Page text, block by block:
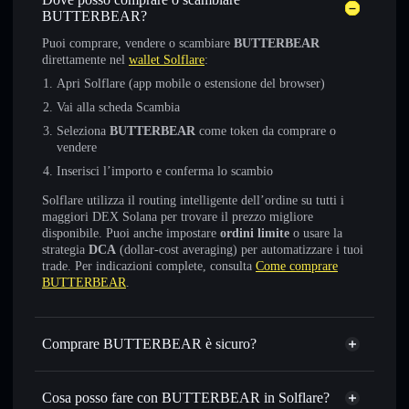
BUTTERBEAR?
Puoi comprare, vendere o scambiare BUTTERBEAR
direttamente nel wallet Solflare:
Apri Solflare (app mobile o estensione del browser)
Vai alla scheda Scambia
Seleziona BUTTERBEAR come token da comprare o
vendere
Inserisci l’importo e conferma lo scambio
Solflare utilizza il routing intelligente dell’ordine su tutti i
maggiori DEX Solana per trovare il prezzo migliore
disponibile. Puoi anche impostare ordini limite o usare la
strategia DCA (dollar-cost averaging) per automatizzare i tuoi
trade. Per indicazioni complete, consulta Come comprare
BUTTERBEAR.
Comprare BUTTERBEAR è sicuro?
BUTTERBEAR non è verificato
Cosa posso fare con BUTTERBEAR in Solflare?